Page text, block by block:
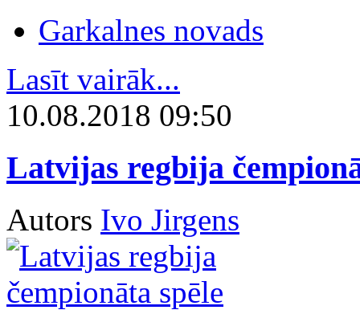
Garkalnes novads
Lasīt vairāk...
10.08.2018 09:50
Latvijas regbija
Autors Ivo Jirgens